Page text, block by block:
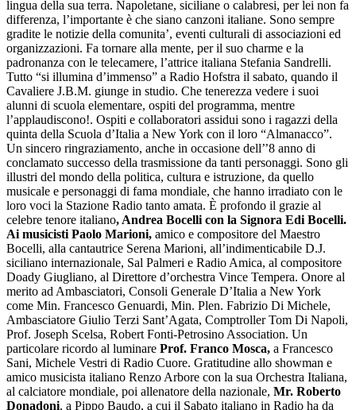
lingua della sua terra. Napoletane, siciliane o calabresi, per lei non fa
differenza, l’importante è che siano canzoni italiane. Sono sempre
gradite le notizie della comunita’, eventi culturali di associazioni ed
organizzazioni. Fa tornare alla mente, per il suo charme e la
padronanza con le telecamere, l’attrice italiana Stefania Sandrelli.
Tutto “si illumina d’immenso” a Radio Hofstra il sabato, quando il
Cavaliere J.B.M. giunge in studio. Che tenerezza vedere i suoi
alunni di scuola elementare, ospiti del programma, mentre
l’applaudiscono!. Ospiti e collaboratori assidui sono i ragazzi della
quinta della Scuola d’Italia a New York con il loro “Almanacco”.
Un sincero ringraziamento, anche in occasione dell’’8 anno di
conclamato successo della trasmissione da tanti personaggi. Sono gli
illustri del mondo della politica, cultura e istruzione, da quello
musicale e personaggi di fama mondiale, che hanno irradiato con le
loro voci la Stazione Radio tanto amata. È profondo il grazie al
celebre tenore italiano, Andrea Bocelli con la Signora Edi Bocelli.
Ai musicisti Paolo Marioni, amico e compositore del Maestro
Bocelli, alla cantautrice Serena Marioni, all’indimenticabile D.J.
siciliano internazionale, Sal Palmeri e Radio Amica, al compositore
Doady Giugliano, al Direttore d’orchestra Vince Tempera. Onore al
merito ad Ambasciatori, Consoli Generale D’Italia a New York
come Min. Francesco Genuardi, Min. Plen. Fabrizio Di Michele,
Ambasciatore Giulio Terzi Sant’Agata, Comptroller Tom Di Napoli,
Prof. Joseph Scelsa, Robert Fonti-Petrosino Association. Un
particolare ricordo al luminare Prof. Franco Mosca, a Francesco
Sani, Michele Vestri di Radio Cuore. Gratitudine allo showman e
amico musicista italiano Renzo Arbore con la sua Orchestra Italiana,
al calciatore mondiale, poi allenatore della nazionale, Mr. Roberto
Donadoni, a Pippo Baudo, a cui il Sabato italiano in Radio ha da